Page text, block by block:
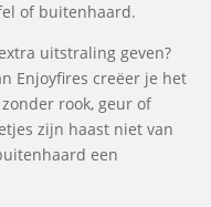
of buitenhaard.
uitstraling geven?
Enjoyfires creëer je het
rook, geur of
zijn haast niet van
een